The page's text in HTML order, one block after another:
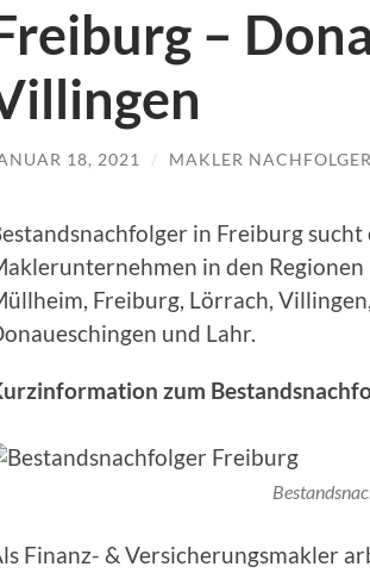
–
18, 2021 / MAKLER NACHFOLGER
in Freiburg
in den
Freiburg, Lörrach,
und Lahr.
zum
Finanz- & Versicherungsmakler